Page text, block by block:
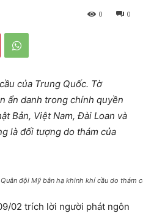
0
0
của Trung Quốc. Tờ
ẩn danh trong chính quyền
Bản, Việt Nam, Đài Loan và
là đối tượng do thám của
Quân đội Mỹ bắn hạ khinh khí cầu do thám
02 trích lời người phát ngôn